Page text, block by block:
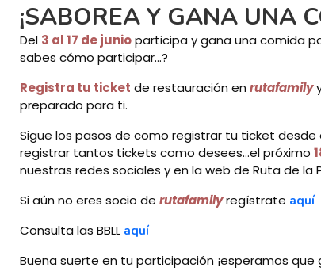
¡SABOREA Y GANA UNA
Del 3 al 17 de junioparticipa y gana una comida
sabes cómo participar…?
Registra tu ticket de restauración enrutafamily
preparado para ti.
Sigue los pasos de como registrar tu ticket
registrar tantos tickets como desees…el próximo
nuestras redes sociales y en la web de Ruta de la
Si aún no eres socio derutafamilyregístrate aquí
Consulta las BBLL aquí
Buena suerte en tu participación ¡esperamos